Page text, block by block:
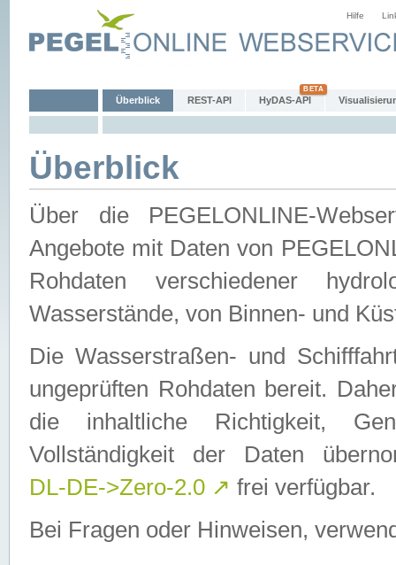
Hilfe
Überblick REST-API HyDAS-API
Überblick
Über die PEGELONLINE-
Angebote mit Daten von
Rohdaten verschiedener
Wasserstände, von Binnen- und
Die Wasserstraßen- und
ungeprüften Rohdaten bereit.
die inhaltliche Richtigkeit,
Vollständigkeit der Daten
DL-DE->Zero-2.0 ↗ frei verfügbar.
Bei Fragen oder Hinweisen,